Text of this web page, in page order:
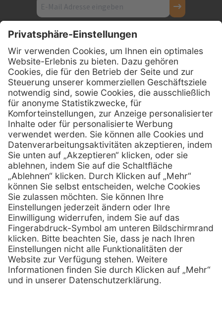
Kontakt
Firmensitz
PxD Praxis-Discount GmbH
Hans-Wunderlich-Straße 7
D-49078 Osnabrück
Telefon: 0800 - 600 66 30
Telefon:0800 - 07 01 96
E-Mail:info @ praxis-discount.de
Services
Serviceversprechen
Sprechstundenbedarf
Retoure anmelden
Hilfe
FAQs
Kontakt
Lob & Kritik
Zertifikat Rechtliches
Impressum
Datenschutz
AGB